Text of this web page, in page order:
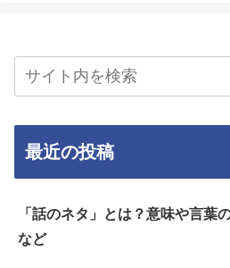
最近の投稿
「話のネタ」とは？意味や言葉
など